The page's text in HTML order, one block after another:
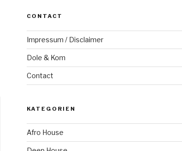
CONTACT
Impressum / Disclaimer
Dole & Kom
Contact
KATEGORIEN
Afro House